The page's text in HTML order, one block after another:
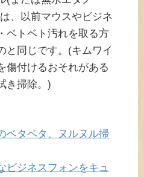
、以前マウスやビジネ
ベトベト汚れを取る方
と同じです。(キムワイ
傷付けるおそれがある
き掃除。)
ベタベタ、ヌルヌル掃
ビジネスフォンをキュ